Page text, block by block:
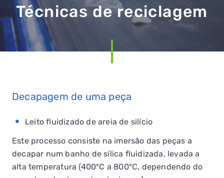
Técnicas de reciclagem
Decapagem de uma peça
Leito fluidizado de areia de silício
Este processo consiste na imersão das peças a
decapar num banho de sílica fluidizada, levada a
alta temperatura (400ºC a 800ºC, dependendo do